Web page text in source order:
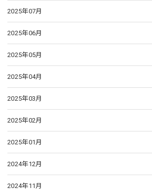
2025年07月
2025年06月
2025年05月
2025年04月
2025年03月
2025年02月
2025年01月
2024年12月
2024年11月